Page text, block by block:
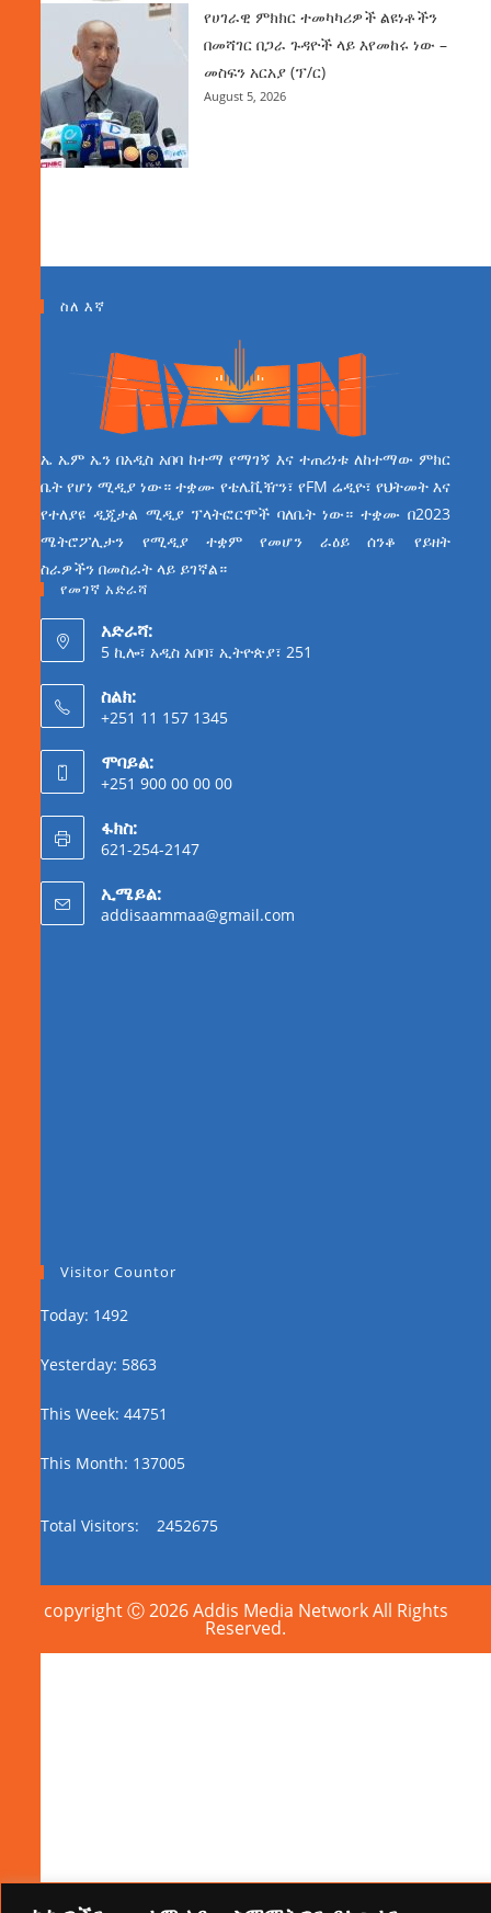
የሀገራዊ ምክክር ተመካካሪዎች ልዩነቶችን
በመሻገር በጋራ ጉዳዮች ላይ እየመከሩ ነው –
መስፍን አርአያ (ፕ/ር)
August 5, 2026
ስለ እኛ
ኤ ኤም ኤን በአዲስ አበባ ከተማ የማገኝ እና ተጠሪነቱ ለከተማው ምክር
ቤት የሆነ ሚዲያ ነው። ተቋሙ የቴሌቪዥን፣ የFM ሬዲዮ፣ የህትመት እና
የተለያዩ ዲጂታል ሚዲያ ፕላትፎርሞች ባለቤት ነው። ተቋሙ በ2023
ሜትሮፖሊታን የሚዲያ ተቋም የመሆን ራዕይ ሰንቆ የይዘት
ስራዎችን በመስራት ላይ ይገኛል።
የመገኛ አድራሻ
አድራሻ:
5 ኪሎ፣ አዲስ አበባ፣ ኢትዮጵያ፣ 251
ስልክ:
+251 11 157 1345
ሞባይል:
+251 900 00 00 00
ፋክስ:
621-254-2147
ኢሜይል:
addisaammaa@gmail.com
Visitor Countor
Today: 1492
Yesterday: 5863
This Week: 44751
This Month: 137005
Total Visitors: 2452675
copyright Ⓒ 2026 Addis Media Network All Rights
Reserved.